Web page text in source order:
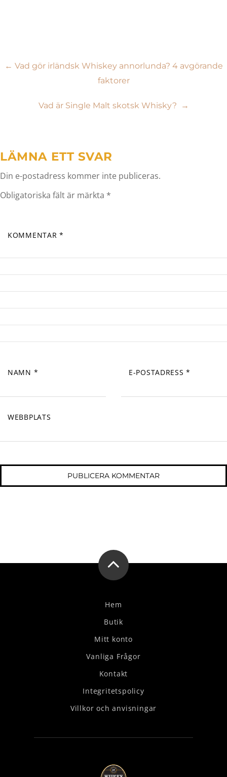
Inläggsnavigering
← Vad gör irländsk Whiskey annorlunda? 4 avgörande
faktorer
Vad är Single Malt skotsk Whisky? →
LÄMNA ETT SVAR
Din e-postadress kommer inte publiceras.
Obligatoriska fält är märkta *
KOMMENTAR *
NAMN * E-POSTADRESS*
WEBBPLATS
Hem
Butik
Mitt konto
Vanliga Frågor
Kontakt
Integritetspolicy
Villkor och anvisningar